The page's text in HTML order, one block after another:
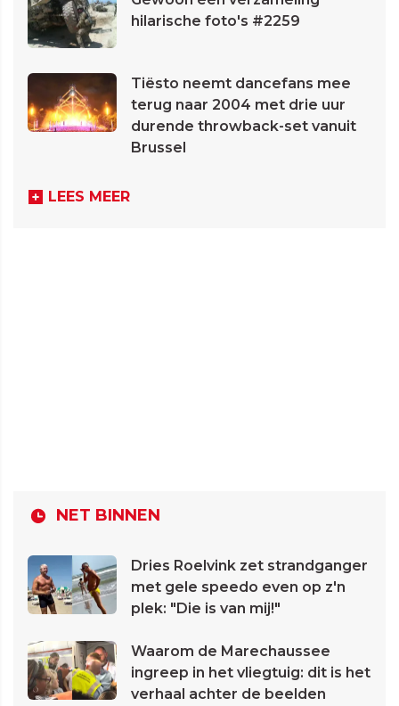
hilarische foto's #2259
Tiësto neemt dancefans mee
terug naar 2004 met drie uur
durende throwback-set vanuit
Brussel
LEES MEER
NET BINNEN
Dries Roelvink zet strandganger
met gele speedo even op z'n
plek: "Die is van mij!"
Waarom de Marechaussee
ingreep in het vliegtuig: dit is het
verhaal achter de beelden